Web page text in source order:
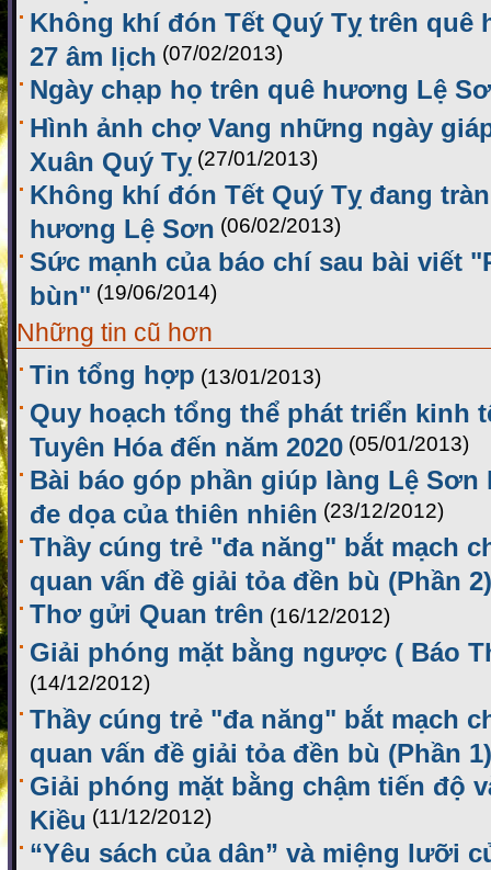
Không khí đón Tết Quý Tỵ trên quê
27 âm lịch (07/02/2013)
Ngày chạp họ trên quê hương Lệ
Hình ảnh chợ Vang những ngày
Xuân Quý Tỵ (27/01/2013)
Không khí đón Tết Quý Tỵ đang
hương Lệ Sơn (06/02/2013)
Sức mạnh của báo chí sau bài viết
bùn" (19/06/2014)
Những tin cũ hơn
Tin tổng hợp (13/01/2013)
Quy hoạch tổng thể phát triển kinh
Tuyên Hóa đến năm 2020 (05/01/2013)
Bài báo góp phần giúp làng Lệ
đe dọa của thiên nhiên (23/12/2012)
Thầy cúng trẻ "đa năng" bắt mạch
quan vấn đề giải tỏa đền bù (Phần 2)
Thơ gửi Quan trên (16/12/2012)
Giải phóng mặt bằng ngược ( Báo
(14/12/2012)
Thầy cúng trẻ "đa năng" bắt mạch
quan vấn đề giải tỏa đền bù (Phần 1)
Giải phóng mặt bằng chậm tiến độ
Kiều (11/12/2012)
“Yêu sách của dân” và miệng lưỡi